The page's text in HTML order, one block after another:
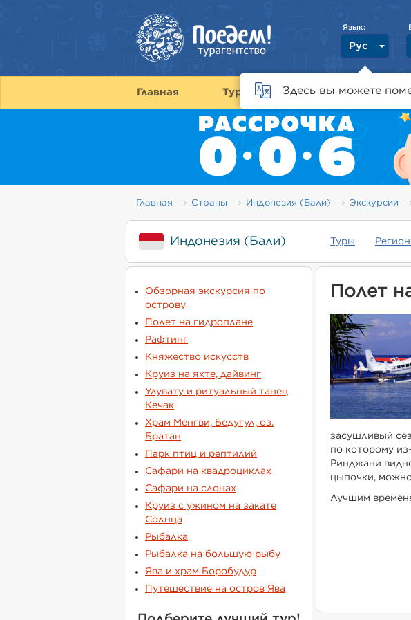
Язык:
Рус
Здесь вы можете
Главная Туры Страны
Главная Страны Индонезия (Бали) Экскурсии
Индонезия (Бали) Туры
Обзорная экскурсия по
острову
Полет на гидроплане
Рафтинг
Княжество искусств
Круиз на яхте, дайвинг
Улувату и ритуальный танец
Кечак
Храм Менгви, Бедугул, оз.
Братан
Парк птиц и рептилий
Сафари на квадроциклах
Сафари на слонах
Круиз с ужином на закате
Солнца
Рыбалка
Рыбалка на большую рыбу
Ява и храм Боробудур
Путешествие на остров Ява
Полет
засушливый
по которому
Ринджани
цыпочки,
Лучшим